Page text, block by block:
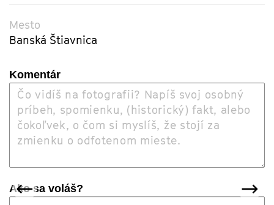
←
predchádzajúca →
Mesto
Banská Štiavnica
Komentár
Ako sa voláš?